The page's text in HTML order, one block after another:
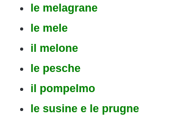
le melagrane
le mele
il melone
le pesche
il pompelmo
le susine e le prugne